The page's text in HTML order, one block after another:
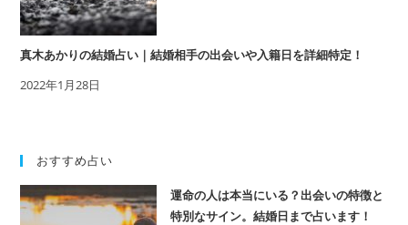
真木あかりの結婚占い｜結婚相手の出会いや入籍日を詳細特定！
2022年1月28日
おすすめ占い
運命の人は本当にいる？出会いの特徴と
特別なサイン。結婚日まで占います！